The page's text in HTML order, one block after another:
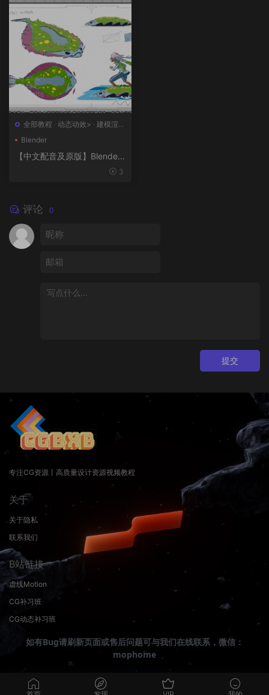
全部教程 · 动态动效> · 建模渲染
Blender
【中文配音及原版】Blender
3
评论 0
提交
专注CG资源丨高质量设计资源视频教程
关于
关于隐私
联系我们
B站链接
虚线Motion
CG补习班
CG动态补习班
如有Bug请刷新页面或售后问题可与我们在线联系，微信：
mophome